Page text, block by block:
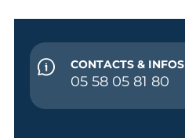
CONTACTS & INFOS
05 58 05 81 80